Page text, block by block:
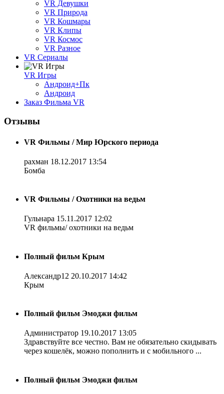
VR Девушки
VR Природа
VR Кошмары
VR Клипы
VR Космос
VR Разное
VR Сериалы
VR Игры
Андроид+Пк
Андроид
Заказ Фильма VR
Отзывы
VR Фильмы / Мир Юрского периода
рахман 18.12.2017 13:54
Бомба
VR Фильмы / Охотники на ведьм
Гульнара 15.11.2017 12:02
VR фильмы/ охотники на ведьм
Полный фильм Крым
Александр12 20.10.2017 14:42
Крым
Полный фильм Эмоджи фильм
Администратор 19.10.2017 13:05
Здравствуйте все честно. Вам не обязательно скидывать
через кошелёк, можно пополнить и с мобильного ...
Полный фильм Эмоджи фильм